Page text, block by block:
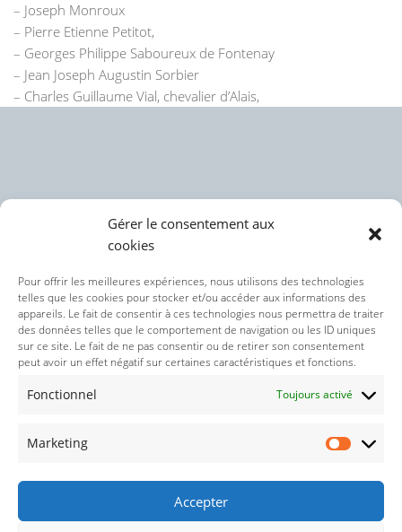
Gérer le consentement aux
cookies
Pour offrir les meilleures expériences, nous utilisons des technologies
telles que les cookies pour stocker et/ou accéder aux informations des
appareils. Le fait de consentir à ces technologies nous permettra de traiter
des données telles que le comportement de navigation ou les ID uniques
sur ce site. Le fait de ne pas consentir ou de retirer son consentement
peut avoir un effet négatif sur certaines caractéristiques et fonctions.
Fonctionnel Toujours activé
Marketing
Accepter
– Joseph Monroux
– Pierre Etienne Petitot,
– Georges Philippe Saboureux de Fontenay
– Jean Joseph Augustin Sorbier
– Charles Guillaume Vial, chevalier d’Alais,
Politique des cookies (UE)
Politique de confidentialité
Nos réseaux sociaux :